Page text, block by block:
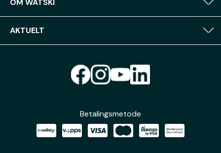
OM WATSKI
AKTUELT
Betalingsmetode